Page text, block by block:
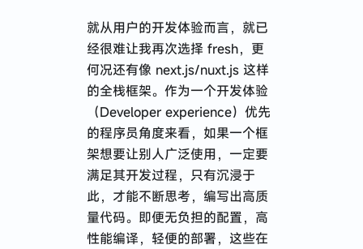
就从用户的开发体验而言，就已
经很难让我再次选择 fresh，更
何况还有像 next.js/nuxt.js 这样
的全栈框架。作为一个开发体验
（Developer experience）优先
的程序员角度来看，如果一个框
架想要让别人广泛使用，一定要
满足其开发过程，只有沉浸于
此，才能不断思考，编写出高质
量代码。即便无负担的配置，高
性能编译，轻便的部署，这些在